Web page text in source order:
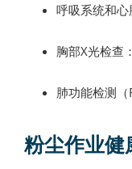
呼吸系统和心
胸部X光检查
肺功能检测（
粉尘作业健